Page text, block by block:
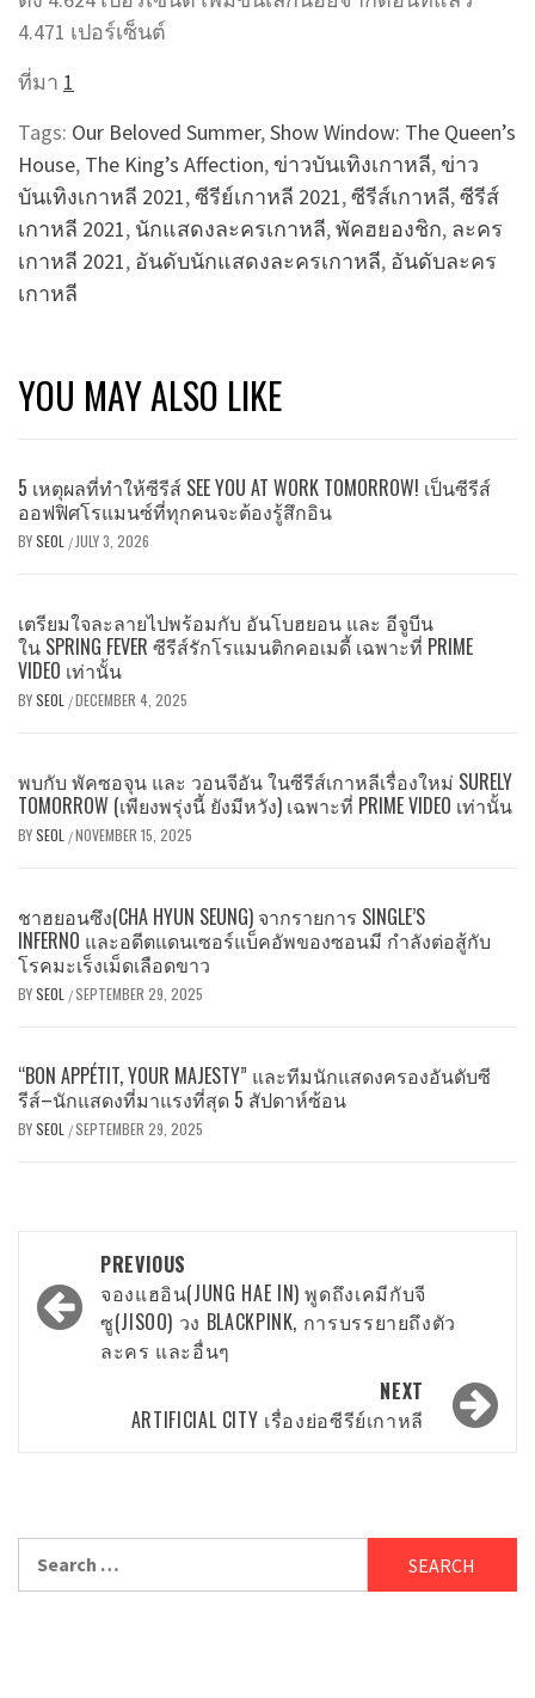
4.471 เปอร์เซ็นต์
ที่มา 1
Tags: Our Beloved Summer,Show Window: The Queen’s
House, The King’s Affection, ข่าวบันเทิงเกาหลี, ข่าว
บันเทิงเกาหลี 2021,ซีรีย์เกาหลี 2021,ซีรีส์เกาหลี,ซีรีส์
เกาหลี 2021, นักแสดงละครเกาหลี,พัคฮยองชิก, ละคร
เกาหลี 2021, อันดับนักแสดงละครเกาหลี, อันดับละคร
เกาหลี
YOU MAY ALSO LIKE
5 เหตุผลที่ทำให้ซีรีส์ SEE YOU AT WORK TOMORROW! เป็นซีรีส์
ออฟฟิศโรแมนซ์ที่ทุกคนจะต้องรู้สึกอิน
BYSEOL / JULY 3, 2026
เตรียมใจละลายไปพร้อมกับ อันโบฮยอน และ อีจูบีน
ใน SPRING FEVER ซีรีส์รักโรแมนติกคอเมดี้ เฉพาะที่ PRIME
VIDEO เท่านั้น
BYSEOL /DECEMBER 4, 2025
พบกับ พัคซอจุน และ วอนจีอัน ในซีรีส์เกาหลีเรื่องใหม่ SURELY
TOMORROW (เพียงพรุ่งนี้ ยังมีหวัง) เฉพาะที่ PRIME VIDEO เท่านั้น
BYSEOL /NOVEMBER 15, 2025
ชาฮยอนซึง(CHA HYUN SEUNG) จากรายการ SINGLE’S
INFERNO และอดีตแดนเซอร์แบ็คอัพของซอนมี กำลังต่อสู้กับ
โรคมะเร็งเม็ดเลือดขาว
BYSEOL /SEPTEMBER 29, 2025
“BON APPÉTIT, YOUR MAJESTY” และทีมนักแสดงครองอันดับซี
รีส์–นักแสดงที่มาแรงที่สุด 5 สัปดาห์ซ้อน
BYSEOL /SEPTEMBER 29, 2025
navigation
PREVIOUS
จองแฮอิน(JUNG HAE IN) พูดถึงเคมีกับจี
ซู(JISOO) วง BLACKPINK, การบรรยายถึงตัว
ละคร และอื่นๆ
NEXT
ARTIFICIAL CITY เรื่องย่อซีรีย์เกาหลี